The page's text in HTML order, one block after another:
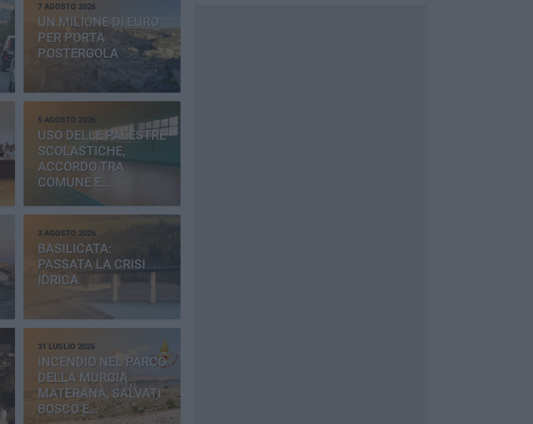
7 AGOSTO 2026
UN MILIONE DI EURO
PER PORTA
POSTERGOLA
5 AGOSTO 2026
USO DELLE PALESTRE
SCOLASTICHE,
ACCORDO TRA
COMUNE E
PROVINCIA
3 AGOSTO 2026
BASILICATA:
PASSATA LA CRISI
IDRICA
31 LUGLIO 2026
INCENDIO NEL PARCO
DELLA MURGIA
MATERANA, SALVATI
BOSCO E